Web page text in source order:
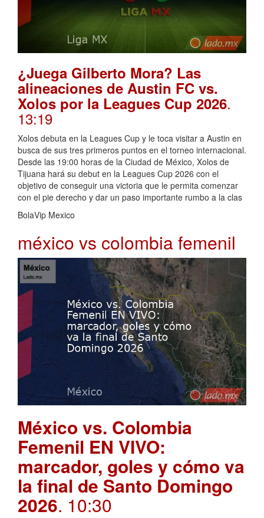
¿Juega Gilberto Mora? Las
alineaciones de Austin FC vs.
Xolos por la Leagues Cup 2026.
13:19
Xolos debuta en la Leagues Cup y le toca visitar a Austin en
busca de sus tres primeros puntos en el torneo internacional.
Desde las 19:00 horas de la Ciudad de México, Xolos de
Tijuana hará su debut en la Leagues Cup 2026 con el
objetivo de conseguir una victoria que le permita comenzar
con el pie derecho y dar un paso importante rumbo a la clas
BolaVip Mexico
méxico vs colombia femenil
México vs. Colombia
Femenil EN VIVO:
marcador, goles y cómo va
la final de Santo Domingo
2026. 10:30